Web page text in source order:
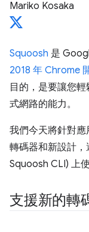
Mariko Kosaka
Squoosh 是
2018 年 Chrome
目的，是要讓您
式網路的能力。
我們今天將針對
轉碼器和新設計
Squoosh CLI) 上
支援新的轉